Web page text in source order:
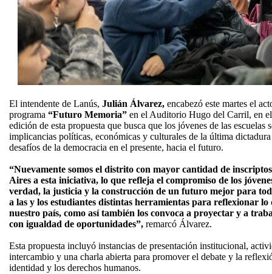
El intendente de Lanús, Julián Álvarez, encabezó este martes el
programa “Futuro Memoria” en el Auditorio Hugo del Carril, en
edición de esta propuesta que busca que los jóvenes de las escuelas
implicancias políticas, económicas y culturales de la última
desafíos de la democracia en el presente, hacia el futuro.
“Nuevamente somos el distrito con mayor cantidad de
Aires a esta iniciativa, lo que refleja el compromiso de los
verdad, la justicia y la construcción de un futuro mejor para
a las y los estudiantes distintas herramientas para reflexionar lo
nuestro país, como así también los convoca a proyectar y a
con igualdad de oportunidades”, remarcó Álvarez.
Esta propuesta incluyó instancias de presentación institucional,
intercambio y una charla abierta para promover el debate y la
identidad y los derechos humanos.